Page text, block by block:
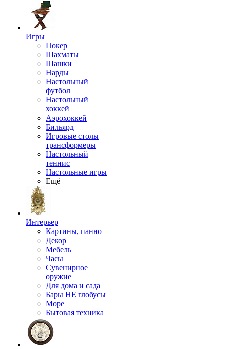
Игры
Покер
Шахматы
Шашки
Нарды
Настольный
футбол
Настольный
хоккей
Аэрохоккей
Бильярд
Игровые столы
трансформеры
Настольный
теннис
Настольные игры
Ещё
Интерьер
Картины, панно
Декор
Мебель
Часы
Сувенирное
оружие
Для дома и сада
Бары НЕ глобусы
Море
Бытовая техника